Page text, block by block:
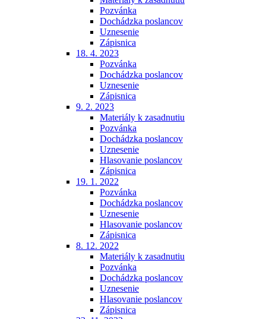
Pozvánka
Dochádzka poslancov
Uznesenie
Zápisnica
18. 4. 2023
Pozvánka
Dochádzka poslancov
Uznesenie
Zápisnica
9. 2. 2023
Materiály k zasadnutiu
Pozvánka
Dochádzka poslancov
Uznesenie
Hlasovanie poslancov
Zápisnica
19. 1. 2022
Pozvánka
Dochádzka poslancov
Uznesenie
Hlasovanie poslancov
Zápisnica
8. 12. 2022
Materiály k zasadnutiu
Pozvánka
Dochádzka poslancov
Uznesenie
Hlasovanie poslancov
Zápisnica